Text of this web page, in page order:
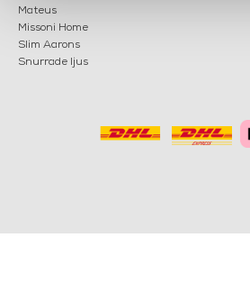
Mateus
Missoni Home
Slim Aarons
Snurrade ljus